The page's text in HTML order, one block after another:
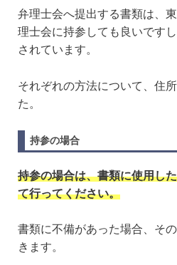
弁理士会へ提出する書類は、
理士会に持参しても良いです
されています。
それぞれの方法について、住
た。
持参の場合
持参の場合は、書類に使用し
て行ってください。
書類に不備があった場合、そ
きます。